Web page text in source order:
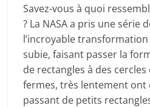
Savez-vous à quoi
? La NASA a pris une
l’incroyable
subie, faisant passer la
de rectangles à des cercles
fermes, très lentement ont
passant de petits